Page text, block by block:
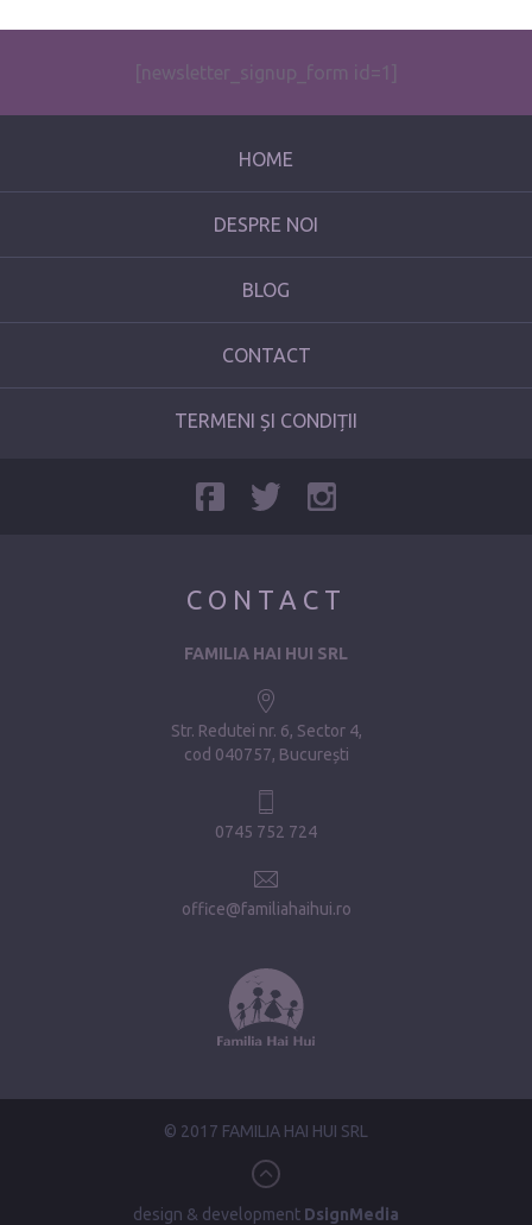
[newsletter_signup_form id=1]
HOME
DESPRE NOI
BLOG
CONTACT
TERMENI ȘI CONDIȚII
CONTACT
FAMILIA HAI HUI SRL
Str. Redutei nr. 6, Sector 4
cod 040757, București
0745 752 724
office@familiahaihui.ro
© 2017 FAMILIA HAI HUI SRL
design & development DsignMedia